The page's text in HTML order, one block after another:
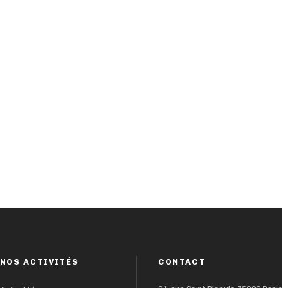
NOS ACTIVITÉS CONTACT